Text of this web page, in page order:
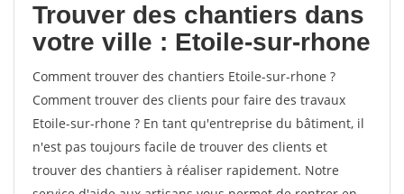
Trouver des chantiers dans
votre ville : Etoile-sur-rhone
Comment trouver des chantiers Etoile-sur-rhone ?
Comment trouver des clients pour faire des travaux
Etoile-sur-rhone ? En tant qu'entreprise du bâtiment, il
n'est pas toujours facile de trouver des clients et
trouver des chantiers à réaliser rapidement. Notre